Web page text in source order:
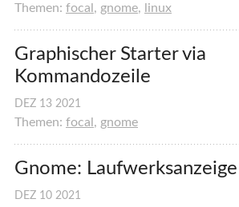
Themen: focal , gnome, linux
Graphischer Starter via
Kommandozeile
DEZ 13 2021
Themen: focal , gnome
Gnome:
DEZ 10 2021